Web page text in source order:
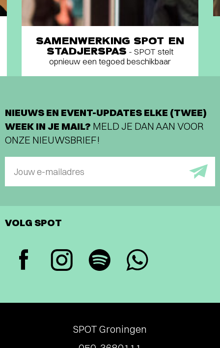
SAMENWERKING SPOT EN
STADJERSPAS - SPOT stelt
opnieuw een tegoed beschikbaar
NIEUWS EN EVENT-UPDATES ELKE (TWEE)
WEEK IN JE MAIL? MELD JE DAN AAN VOOR
ONZE NIEUWSBRIEF!
Jouw e-mailadres
VOLG SPOT
SPOT Groningen